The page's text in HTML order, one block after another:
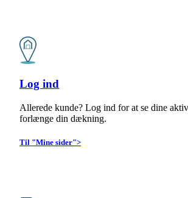
Log ind
Allerede kunde? Log ind for at se dine
forlænge din dækning.
Til "Mine sider">